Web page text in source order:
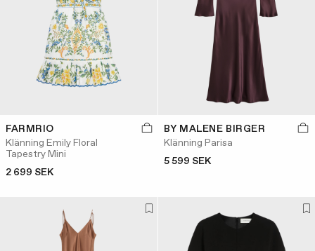
FARMRIO
Klänning Emily Floral
Tapestry Mini
2 699 SEK
BY MALENE BIRGER
Klänning Parisa
5 599 SEK